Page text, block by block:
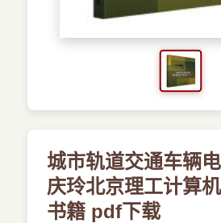
城市轨道交通车辆
庆玲北京理工计算
书籍 pdf下载